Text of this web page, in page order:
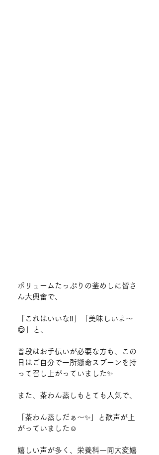
ボリュームたっぷりの釜めしに皆さ
ん大興奮で、
「これはいいな‼️」「美味しいよ～
😋」と、
普段はお手伝いが必要な方も、この
日はご自分で一所懸命スプーンを持
って召し上がっていました✨
また、茶わん蒸しもとても人気で、
「茶わん蒸しだぁ～✨」と歓声が上
がっていました☺️
嬉しい声が多く、栄養科一同大変嬉